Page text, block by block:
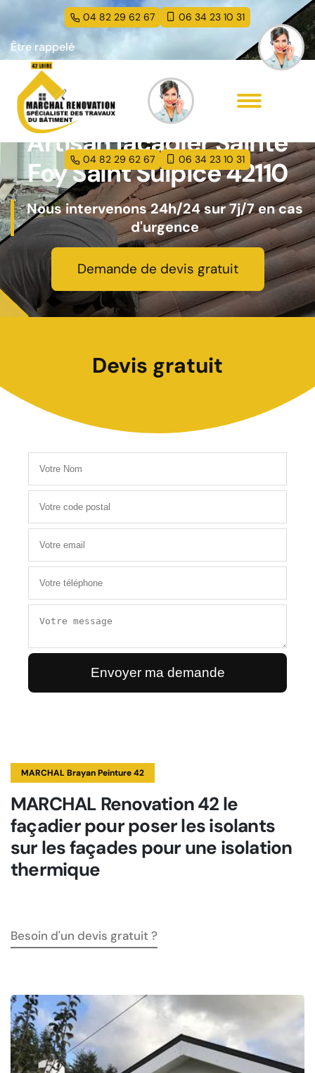
04 82 29 62 67 06 34 23 10 31
Être rappelé
04 82 29 62 67 06 34 23 10 31
Artisan façadier Sainte
Foy Saint Sulpice 42110
Nous intervenons 24h/24 sur 7j/7 en cas
d'urgence
Demande de devis gratuit
Devis gratuit
MARCHAL Brayan Peinture 42
MARCHAL Renovation 42 le
façadier pour poser les isolants
sur les façades pour une isolation
thermique
Besoin d'un devis gratuit ?